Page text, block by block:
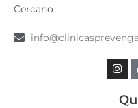
Cercano